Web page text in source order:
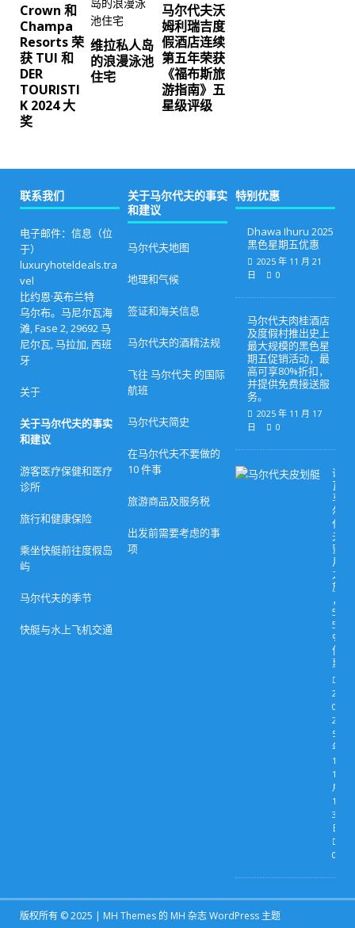
Crown 和
Champa
Resorts 荣
获 TUI 和
DER
TOURISTI
K 2024 大
奖
维拉私人岛
的浪漫泳池
住宅
马尔代夫沃
姆利瑞吉度
假酒店连续
第五年荣获
《福布斯旅
游指南》五
星级评级
联系我们
电子邮件：信息（位
于）
luxuryhoteldeals.tra
vel
比约恩·英布兰特
乌尔布。马尼尔瓦海
滩, Fase 2, 29692 马
尼尔瓦, 马拉加, 西班
牙
关于
关于马尔代夫的事实
和建议
游客医疗保健和医疗
诊所
旅行和健康保险
乘坐快艇前往度假岛
屿
马尔代夫的季节
快艇与水上飞机交通
关于马尔代夫的事实
和建议
马尔代夫地图
地理和气候
签证和海关信息
马尔代夫的酒精法规
飞往 马尔代夫 的国际
航班
马尔代夫简史
在马尔代夫不要做的
10 件事
旅游商品及服务税
出发前需要考虑的事
项
特别优惠
Dhawa Ihuru 2025
黑色星期五优惠
2025 年 11 月 21
日
0
马尔代夫肉桂酒店
及度假村推出史上
最大规模的黑色星
期五促销活动，最
高可享80%折扣，
并提供免费接送服
务。
2025 年 11 月 17
日
0
诺
瓦
马
尔
代
夫
蜜
月
之
旅
，
5
5
%
优
惠
2
0
2
5
年
1
1
月
1
3
日
0
版权所有 © 2025 | MH Themes 的 MH 杂志 WordPress 主题